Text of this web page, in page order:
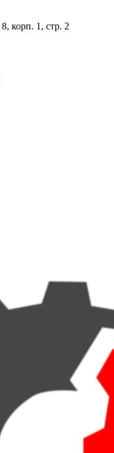
корп. 1, стр. 2